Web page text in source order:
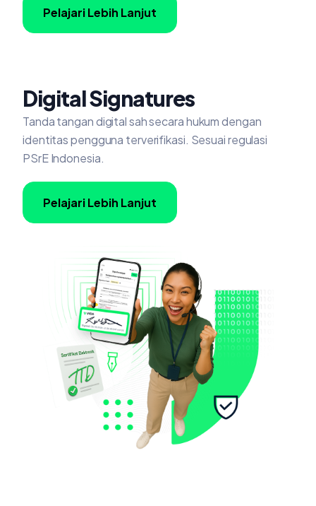
Pelajari Lebih Lanjut
Digital Signatures
Tanda tangan digital sah secara hukum dengan
identitas pengguna terverifikasi. Sesuai regulasi
PSrE Indonesia.
Pelajari Lebih Lanjut